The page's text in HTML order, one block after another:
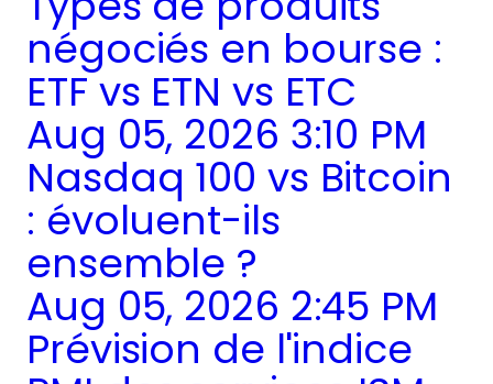
négociés en bourse :
ETF vs ETN vs ETC
Aug 05, 2026 3:10 PM
Nasdaq 100 vs Bitcoin
: évoluent-ils
ensemble ?
Aug 05, 2026 2:45 PM
Prévision de l'indice